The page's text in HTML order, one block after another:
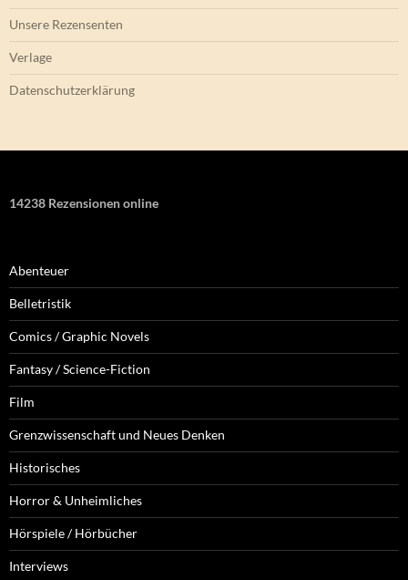
Unsere Rezensenten
Verlage
Datenschutzerklärung
14238 Rezensionen online
Abenteuer
Belletristik
Comics / Graphic Novels
Fantasy / Science-Fiction
Film
Grenzwissenschaft und Neues Denken
Historisches
Horror & Unheimliches
Hörspiele / Hörbücher
Interviews